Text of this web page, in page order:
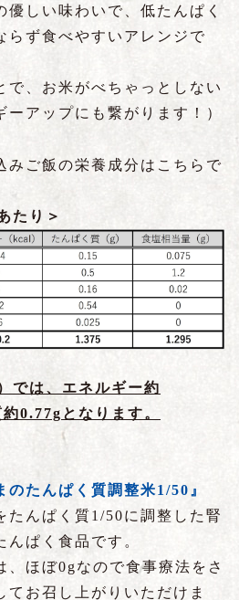
しい味わいで、低たんぱく
らず食べやすいアレンジで
で、お米がべちゃっとしない
ーアップにも繋がります！）
みご飯の栄養成分はこちらで
たり＞
では、エネルギー約
0.77gとなります。
のたんぱく質調整米1/50』
たんぱく質1/50に調整した腎
んぱく食品です。
、ほぼ0gなので食事療法をさ
てお召し上がりいただけま